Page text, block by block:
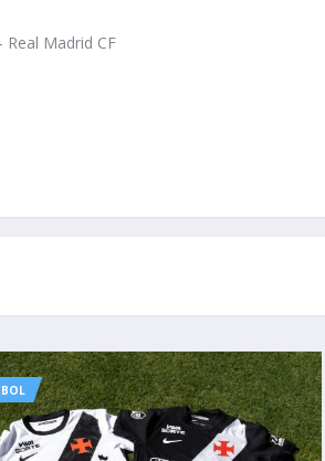
Madrid CF